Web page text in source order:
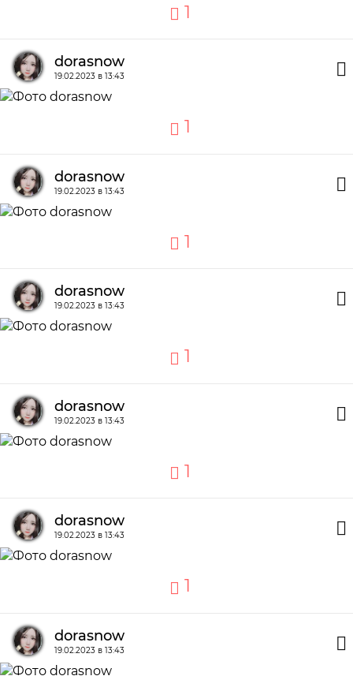
1
dorasnow
19.02.2023 в 13:43
1
dorasnow
19.02.2023 в 13:43
1
dorasnow
19.02.2023 в 13:43
1
dorasnow
19.02.2023 в 13:43
1
dorasnow
19.02.2023 в 13:43
1
dorasnow
19.02.2023 в 13:43